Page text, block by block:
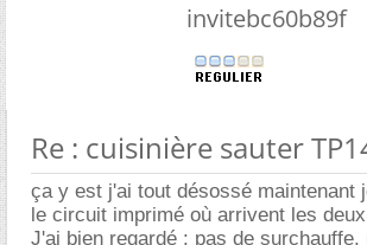
invitebc60b89f
Re : cuisinière sauter
ça y est j'ai tout désossé maintenant
le circuit imprimé où arrivent les
J'ai bien regardé : pas de surchauffe,